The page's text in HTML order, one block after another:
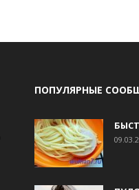
ПОПУЛЯРНЫЕ